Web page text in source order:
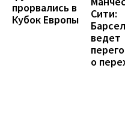
прорвались в
Кубок Европы
Сити:
ведет
о